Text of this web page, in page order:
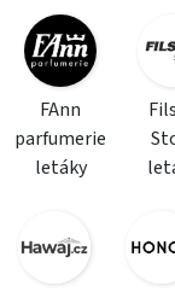
FAnn
parfumerie
letáky